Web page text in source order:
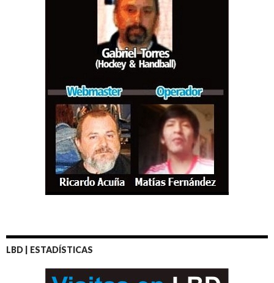
LBD | ESTADÍSTICAS